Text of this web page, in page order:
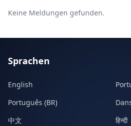
Keine Meldungen gefunden.
Sprachen
English
Português (BR)
中文
हिन्दी